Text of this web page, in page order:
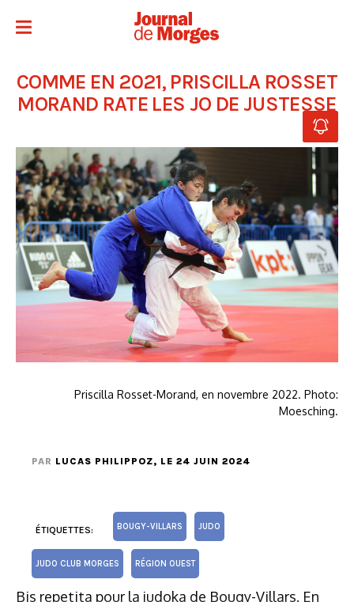
COMME EN 2021, PRISCILLA ROSSET
MORAND RATE LES JO DE JUSTESSE
Priscilla Rosset-Morand, en novembre 2022. Photo:
Moesching.
PAR LUCAS PHILIPPOZ, LE 24 JUIN 2024
ÉTIQUETTES: BOUGY-VILLARS JUDO
JUDO CLUB MORGES RÉGION OUEST
Bis repetita pour la judoka de Bougy-Villars. En